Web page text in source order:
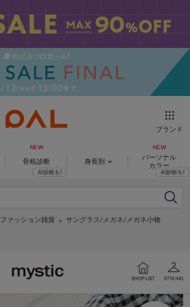
ブランド
骨格診断 身長別
パーソナル
カラー
ファッション雑貨
サングラス/メガネ/メガネ小物